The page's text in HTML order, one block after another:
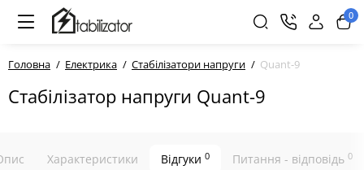
0
Головна Електрика Стабілізатори напруги Quant-9
Стабілізатор напруги Quant-9
Характеристики Відгуки 0 Питання - відповідь 0